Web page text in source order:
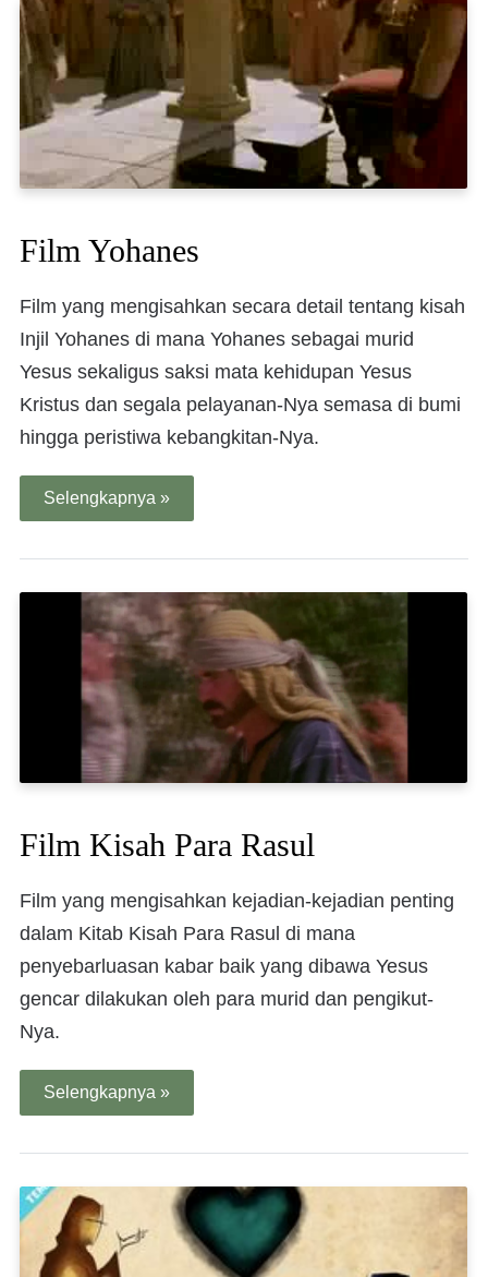
Film Yohanes
Film yang mengisahkan secara detail tentang kisah
Injil Yohanes di mana Yohanes sebagai murid
Yesus sekaligus saksi mata kehidupan Yesus
Kristus dan segala pelayanan-Nya semasa di bumi
hingga peristiwa kebangkitan-Nya.
Selengkapnya »
Film Kisah Para Rasul
Film yang mengisahkan kejadian-kejadian penting
dalam Kitab Kisah Para Rasul di mana
penyebarluasan kabar baik yang dibawa Yesus
gencar dilakukan oleh para murid dan pengikut-
Nya.
Selengkapnya »